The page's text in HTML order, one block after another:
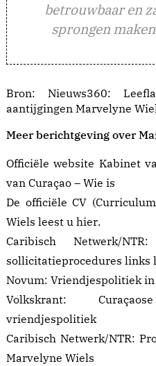
betrouwbaar en
sprongen maken
Bron: Nieuws360:
aantijgingen Marvelyne
Meer berichtgeving over
Officiële website Kabinet
van Curaçao – Wie is
De officiële CV
Wiels leest u hier.
Caribisch Netwerk/
sollicitatieprocedures links
Novum: Vriendjespolitiek in
Volkskrant:
vriendjespolitiek
Caribisch Netwerk/NTR:
Marvelyne Wiels